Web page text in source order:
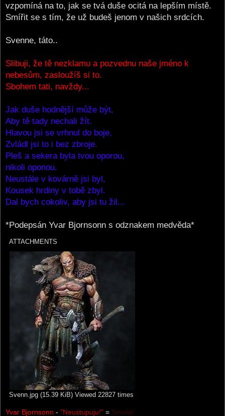
vzpomíná na to, jak se tvá duše ocitá na lepším místě.
Smířit se s tím, že už budeš jenom v našich srdcích.
Svenne, táto..
Slibuji, že tě nezklamu a pozvednu naše jméno k
nebesům, zasloužíš si to.
Sbohem tati, navždy...
Jak duše hodnější může být,
Aby tě tady nechali žít.
Hlavou jsi se vrhnul do boje,
Zvládl jsi to i bez zbroje.
Pleš a sekera byla tvou oporou,
nikoli oponou.
Neustále v kovárně jsi byl,
Kousek hrdiny v tobě zbyl.
Dal bych cokoliv, aby jsi tu žil...
*Podepsán Yvar Bjornsonn s odznakem medvěda*
ATTACHMENTS
Svenn.jpg (15.39 KiB) Viewed 22827 times
Yvar Bjornsonn - "Neustupuju!" = Smolař